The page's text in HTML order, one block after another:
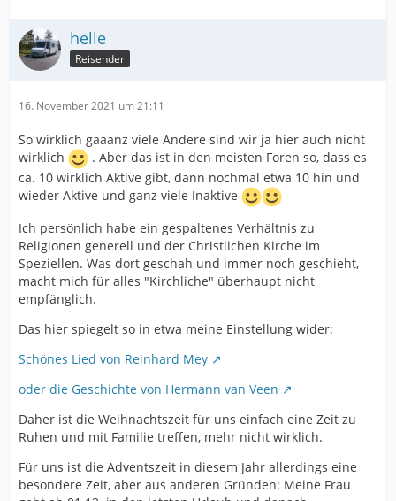
helle
Reisender
16. November 2021 um 21:11
So wirklich gaaanz viele Andere sind wir ja hier auch nicht
wirklich
. Aber das ist in den meisten Foren so, dass es
ca. 10 wirklich Aktive gibt, dann nochmal etwa 10 hin und
wieder Aktive und ganz viele Inaktive
Ich persönlich habe ein gespaltenes Verhältnis zu
Religionen generell und der Christlichen Kirche im
Speziellen. Was dort geschah und immer noch geschieht,
macht mich für alles "Kirchliche" überhaupt nicht
empfänglich.
Das hier spiegelt so in etwa meine Einstellung wider:
Schönes Lied von Reinhard Mey
oder die Geschichte von Hermann van Veen
Daher ist die Weihnachtszeit für uns einfach eine Zeit zu
Ruhen und mit Familie treffen, mehr nicht wirklich.
Für uns ist die Adventszeit in diesem Jahr allerdings eine
besondere Zeit, aber aus anderen Gründen: Meine Frau